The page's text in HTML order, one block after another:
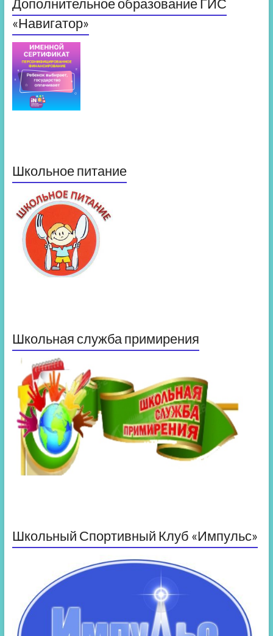
«Навигатор»
Школьное питание
Школьная служба примирения
Школьный Спортивный Клуб «Импульс»